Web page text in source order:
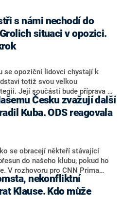
s námi nechodí do
situaci v opozici.
se opoziční lidovci chystají k
totiž svou velkou
Její součástí bude příprava na
ve středu na setkání s novináři
Jan Grolich. Ten zároveň v
ve Vyškově. Popsal i
vládní strany nebo političtí
o slabé a v defenzivě. „Je to
na chyby vlády. Ministři s
do debat. Chceme ale ukazovat
Grolich na dotaz CNN Prima
Kuba. ODS reagovala
se obracejí někteří stávající
do našeho klubu, pokud ho
V rozhovoru pro CNN Prima
hnutí a jihočeský hejtman
nebyl, ale získat by takto mohl
Klause. Kdo může